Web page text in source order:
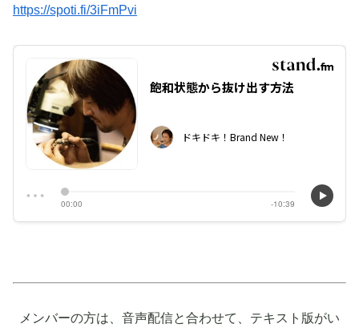
https://spoti.fi/3iFmPvi
メンバーの方は、音声配信と合わせて、テキスト版がい